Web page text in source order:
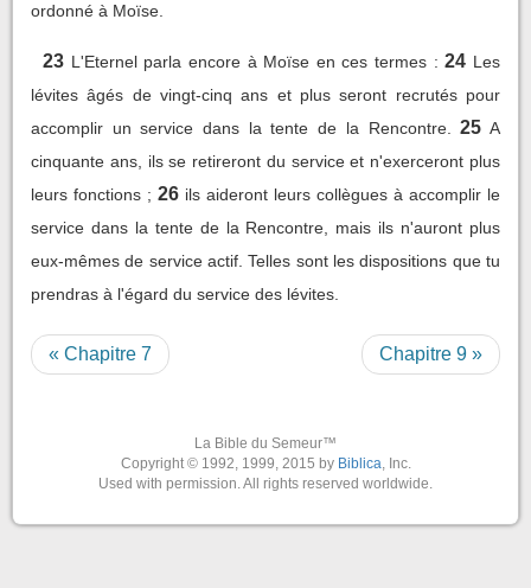
ordonné à Moïse.
23 L'Eternel parla encore à Moïse en ces termes : 24 Les
lévites âgés de vingt-cinq ans et plus seront recrutés pour
accomplir un service dans la tente de la Rencontre.
25 A
cinquante ans, ils se retireront du service et n'exerceront plus
leurs fonctions ; 26 ils aideront leurs collègues à accomplir le
service dans la tente de la Rencontre, mais ils n'auront plus
eux-mêmes de service actif. Telles sont les dispositions que tu
prendras à l'égard du service des lévites.
« Chapitre 7 Chapitre 9 »
La Bible du Semeur™
Copyright © 1992, 1999, 2015 by Biblica, Inc.
Used with permission. All rights reserved worldwide.